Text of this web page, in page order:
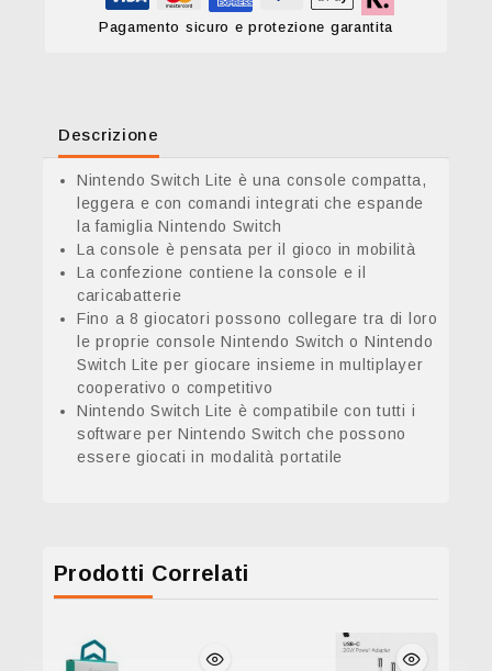
Pagamento sicuro e protezione garantita
Descrizione
Nintendo Switch Lite è una console compatta,
leggera e con comandi integrati che espande
la famiglia Nintendo Switch
La console è pensata per il gioco in mobilità
La confezione contiene la console e il
caricabatterie
Fino a 8 giocatori possono collegare tra di loro
le proprie console Nintendo Switch o Nintendo
Switch Lite per giocare insieme in multiplayer
cooperativo o competitivo
Nintendo Switch Lite è compatibile con tutti i
software per Nintendo Switch che possono
essere giocati in modalità portatile
Prodotti Correlati